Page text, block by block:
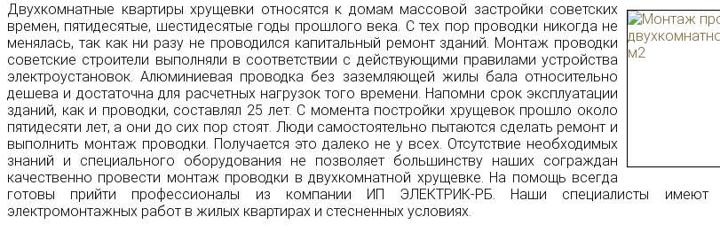
Двухкомнатные квартиры хрущевки относятся к домам массовой застройки советских
времен, пятидесятые, шестидесятые годы прошлого века. С тех пор проводки никогда не
менялась, так как ни разу не проводился капитальный ремонт зданий. Монтаж проводки
советские строители выполняли в соответствии с действующими правилами устройства
электроустановок. Алюминиевая проводка без заземляющей жилы бала относительно
дешева и достаточна для расчетных нагрузок того времени. Напомни срок эксплуатации
зданий, как и проводки, составлял 25 лет. С момента постройки хрущевок прошло около
пятидесяти лет, а они до сих пор стоят. Люди самостоятельно пытаются сделать ремонт и
выполнить монтаж проводки. Получается это далеко не у всех. Отсутствие необходимых
знаний и специального оборудования не позволяет большинству наших сограждан
качественно провести монтаж проводки в двухкомнатной хрущевке. На помощь всегда
готовы прийти профессионалы из компании ИП ЭЛЕКТРИК-РБ. Наши специалисты
электромонтажных работ в жилых квартирах и стесненных условиях.